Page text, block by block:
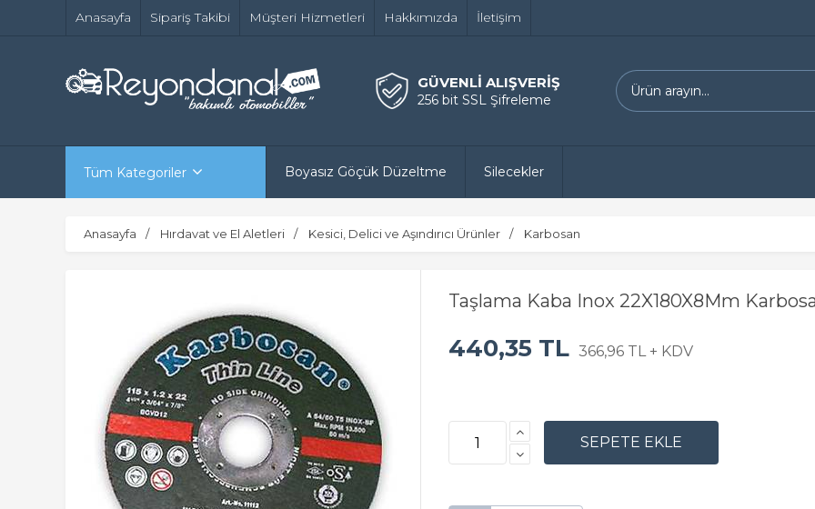
Anasayfa Sipariş Takibi Müşteri Hizmetleri Hakkımızda İletişim
GÜVENLİ ALIŞVERİŞ
256 bit SSL Şifreleme
Tüm Kategoriler Boyasız Göçük Düzeltme Silecekler
Anasayfa Hırdavat ve El Aletleri Kesici, Delici ve Aşındırıcı Ürünler Karbosan
Taşlama Kaba Inox 22X180X8Mm
440,35 TL 366,96 TL + KDV